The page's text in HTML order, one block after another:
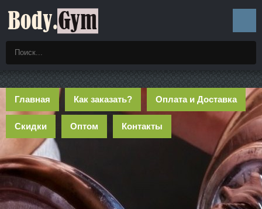
Главная Как заказать? Оплата и Доставка
Скидки Оптом Контакты